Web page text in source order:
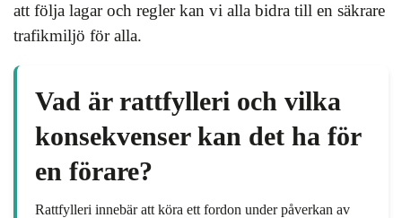
att följa lagar och regler kan vi alla bidra till en säkrare
trafikmiljö för alla.
Vad är rattfylleri och vilka
konsekvenser kan det ha för
en förare?
Rattfylleri innebär att köra ett fordon under påverkan av